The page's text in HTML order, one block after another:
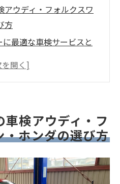
ウディ・フォルクスワ
方
最適な車検サービスと
ンの車検で重視すべきポ
整備工場の見つけ方
ぶ際の注意点
異なる車検の選び方
川越市のオーナーが知る
検アウディ・フ
・ホンダの選び方